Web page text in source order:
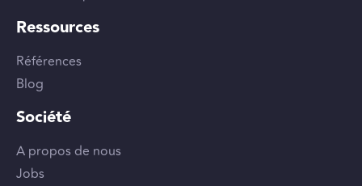
Ressources
Références
Blog
Société
A propos de nous
Jobs